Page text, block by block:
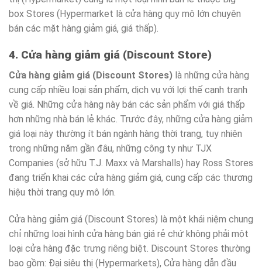
box Stores (Hypermarket là cửa hàng quy mô lớn chuyên
bán các mặt hàng giảm giá, giá thấp).
4. Cửa hàng giảm giá (Discount Store)
Cửa hàng giảm giá (Discount Stores) là những cửa hàng
cung cấp nhiều loại sản phẩm, dịch vụ với lợi thế cạnh tranh
về giá. Những cửa hàng này bán các sản phẩm với giá thấp
hơn những nhà bán lẻ khác. Trước đây, những cửa hàng giảm
giá loại này thường ít bán ngành hàng thời trang, tuy nhiên
trong những năm gần đâu, những công ty như TJX
Companies (sở hữu T.J. Maxx và Marshalls) hay Ross Stores
đang triển khai các cửa hàng giảm giá, cung cấp các thương
hiệu thời trang quy mô lớn.
Cửa hàng giảm giá (Discount Stores) là một khái niệm chung
chỉ những loại hình cửa hàng bán giá rẻ chứ không phải một
loại cửa hàng đặc trưng riêng biệt. Discount Stores thường
bao gồm: Đại siêu thị (Hypermarkets), Cửa hàng dẫn đầu